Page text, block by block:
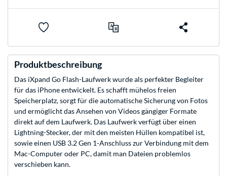
Produktbeschreibung
Das iXpand Go Flash-Laufwerk wurde als perfekter Begleiter
für das iPhone entwickelt. Es schafft mühelos freien
Speicherplatz, sorgt für die automatische Sicherung von Fotos
und ermöglicht das Ansehen von Videos gängiger Formate
direkt auf dem Laufwerk. Das Laufwerk verfügt über einen
Lightning-Stecker, der mit den meisten Hüllen kompatibel ist,
sowie einen USB 3.2 Gen 1-Anschluss zur Verbindung mit dem
Mac-Computer oder PC, damit man Dateien problemlos
verschieben kann.